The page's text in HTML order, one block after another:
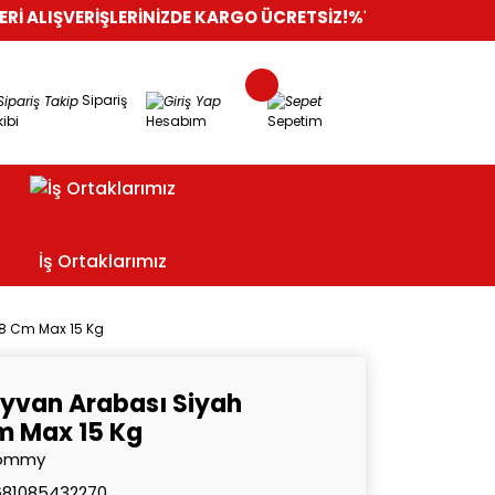
KARGO ÜCRETSİZ!%100 GÜVENLİ ALIŞVERİŞ
Sipariş
Hesabım Sepetim
İş Ortaklarımız
Cm Max 15 Kg
Arabası Siyah
Max 15 Kg